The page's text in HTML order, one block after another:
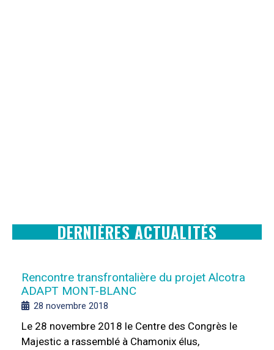
DERNIÈRES ACTUALITÉS
Rencontre transfrontalière du projet Alcotra
ADAPT MONT-BLANC
28 novembre 2018
Le 28 novembre 2018 le Centre des Congrès le
Majestic a rassemblé à Chamonix élus,